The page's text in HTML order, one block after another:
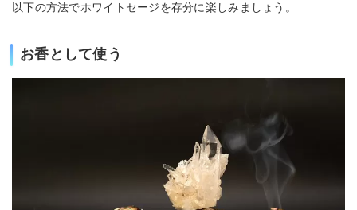
以下の方法でホワイトセージを存分に楽しみましょう。
お香として使う